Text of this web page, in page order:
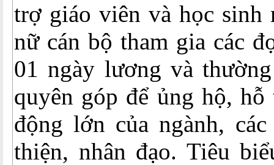
trợ giáo viên và học
nữ cán bộ tham gia các
01 ngày lương và
quyên góp để ủng hộ, hỗ
động lớn của ngành,
thiện, nhân đạo. Tiêu